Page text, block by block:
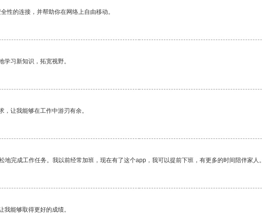
性的连接，并帮助你在网络上自由移动。
习新知识，拓宽视野。
让我能够在工作中游刃有余。
完成工作任务。我以前经常加班，现在有了这个app，我可以提前下班，有更多的时间陪伴家人。
能够取得更好的成绩。